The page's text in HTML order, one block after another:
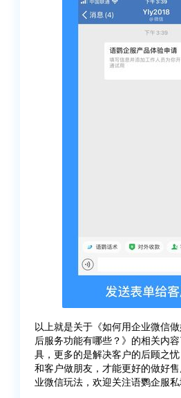
以上就是关于《如何用企业微信
后服务功能有哪些？》的相关内
具，更多的是解决客户的后顾之
和客户做朋友，才能更好的做好
业微信玩法，欢迎关注语鹦企服私